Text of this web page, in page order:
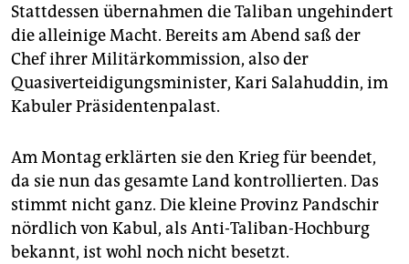
Stattdessen übernahmen die Taliban ungehindert
die alleinige Macht. Bereits am Abend saß der
Chef ihrer Militärkommission, also der
Quasiverteidigungsminister, Kari Salahuddin, im
Kabuler Präsidentenpalast.
Am Montag erklärten sie den Krieg für beendet,
da sie nun das gesamte Land kontrollierten. Das
stimmt nicht ganz. Die kleine Provinz Pandschir
nördlich von Kabul, als Anti-Taliban-Hochburg
bekannt, ist wohl noch nicht besetzt.